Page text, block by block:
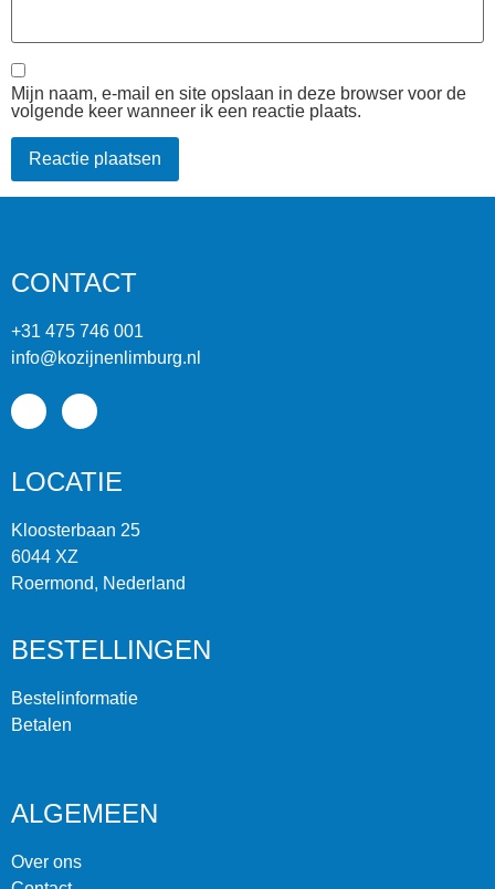
Mijn naam, e-mail en site opslaan in deze browser voor de
volgende keer wanneer ik een reactie plaats.
CONTACT
+31 475 746 001
info@kozijnenlimburg.nl
LOCATIE
Kloosterbaan 25
6044 XZ
Roermond, Nederland
BESTELLINGEN
Bestelinformatie
Betalen
ALGEMEEN
Over ons